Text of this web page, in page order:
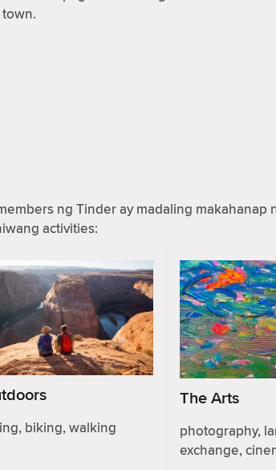
ng Tinder ay madaling makahanap
activities:
biking, walking
The Arts
photography,
exchange,